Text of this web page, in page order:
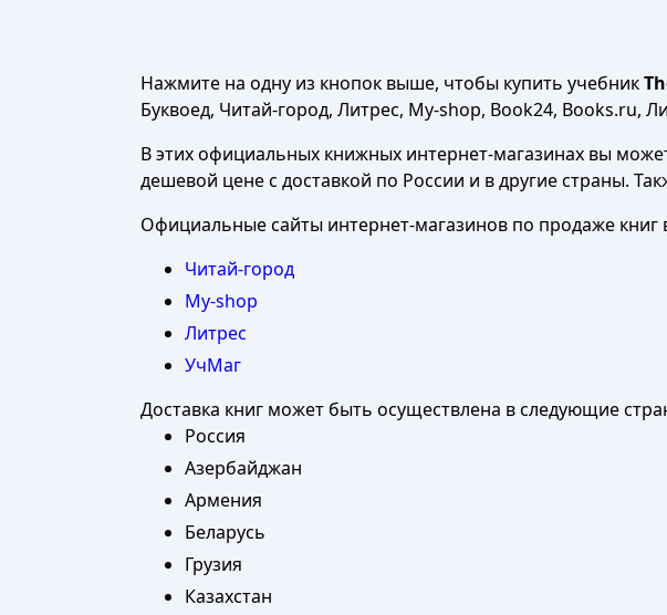
Нажмите на одну из кнопок выше, чтобы купить учебник
Буквоед, Читай-город, Литрес, My-shop, Book24, Books.ru,
В этих официальных книжных интернет-магазинах вы
дешевой цене с доставкой по России и в другие страны.
Официальные сайты интернет-магазинов по продаже книг
Читай-город
My-shop
Литрес
УчМаг
Доставка книг может быть осуществлена в следующие
Россия
Азербайджан
Армения
Беларусь
Грузия
Казахстан